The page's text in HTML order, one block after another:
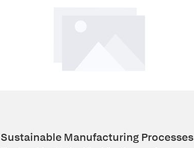
Sustainable Manufacturing Processes